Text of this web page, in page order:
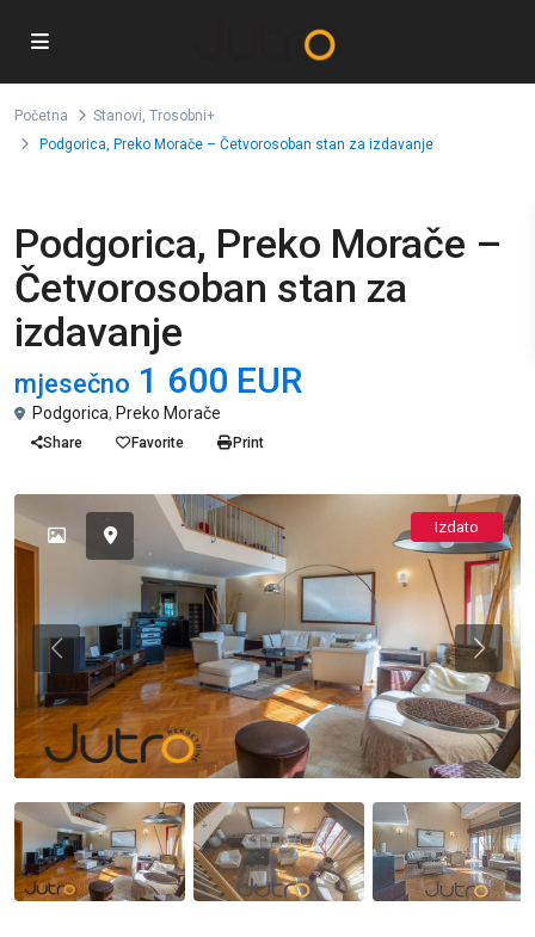
Početna Stanovi, Trosobni+
Podgorica, Preko Morače – Četvorosoban stan za izdavanje
Podgorica, Preko Morače –
Četvorosoban stan za
izdavanje
mjesečno 1 600 EUR
Podgorica, Preko Morače
Share Favorite Print
Izdato
Previous